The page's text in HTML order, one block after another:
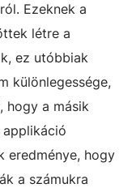
Ezeknek a
létre a
ez utóbbiak
különlegessége,
hogy a másik
applikáció
eredménye, hogy
a számukra